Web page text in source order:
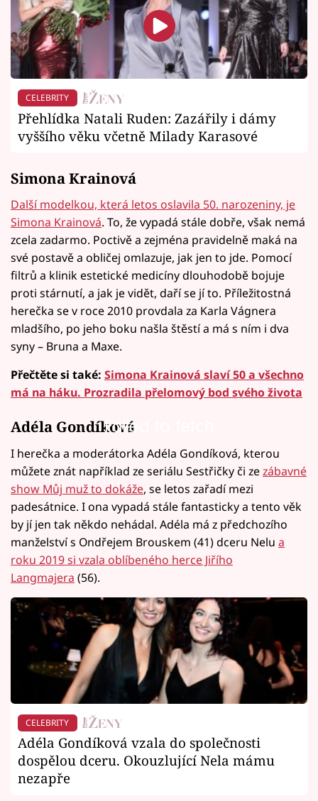
CELEBRITY
Přehlídka Natali Ruden: Zazářily i dámy
vyššího věku včetně Milady Karasové
Simona Krainová
Další modelkou, která letos oslavila 50. narozeniny, je
Simona Krainová. To, že vypadá stále dobře, však nemá
zcela zadarmo. Poctivě a zejména pravidelně maká na
své postavě a obličej omlazuje, jak jen to jde. Pomocí
filtrů a klinik estetické medicíny dlouhodobě bojuje
proti stárnutí, a jak je vidět, daří se jí to. Příležitostná
herečka se v roce 2010 provdala za Karla Vágnera
mladšího, po jeho boku našla štěstí a má s ním i dva
syny – Bruna a Maxe.
Přečtěte si také: Simona Krainová slaví 50 a všechno
má na háku. Prozradila přelomový bod svého života
Failed to fetch
Adéla Gondíková
I herečka a moderátorka Adéla Gondíková, kterou
můžete znát například ze seriálu Sestřičky či zezábavné
show Můj muž to dokáže, se letos zařadí mezi
padesátnice. I ona vypadá stále fantasticky a tento věk
by jí jen tak někdo nehádal. Adéla má z předchozího
manželství s Ondřejem Brouskem (41) dceru Nelu a
roku 2019 si vzala oblíbeného herce Jiřího
Langmajera (56).
CELEBRITY
Adéla Gondíková vzala do společnosti
dospělou dceru. Okouzlující Nela mámu
nezapře